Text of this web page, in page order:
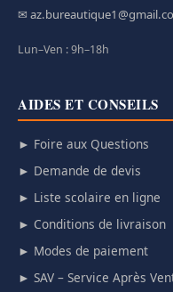
✉
Lun–Ven : 9h–18h
AIDES ET CONSEILS
► Foire aux Questions
► Demande de devis
► Liste scolaire en ligne
► Conditions de livraison
► Modes de paiement
► SAV – Service Après